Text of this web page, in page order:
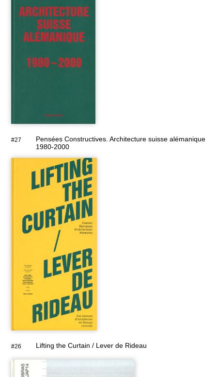
#27
Pensées Constructives. Architecture suisse alémanique
1980-2000
#26 Lifting the Curtain / Lever de Rideau